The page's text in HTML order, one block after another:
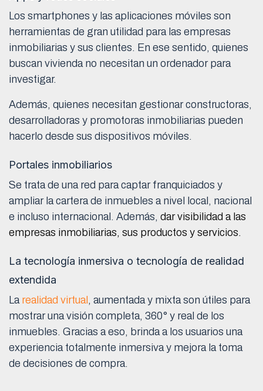
Los smartphones y las aplicaciones móviles son
herramientas de gran utilidad para las empresas
inmobiliarias y sus clientes. En ese sentido, quienes
buscan vivienda no necesitan un ordenador para
investigar.
Además, quienes necesitan gestionar constructoras,
desarrolladoras y promotoras inmobiliarias pueden
hacerlo desde sus dispositivos móviles.
Portales inmobiliarios
Se trata de una red para captar franquiciados y
ampliar la cartera de inmuebles a nivel local, nacional
e incluso internacional. Además, dar visibilidad a las
empresas inmobiliarias, sus productos y servicios.
La tecnología inmersiva o tecnología de realidad
extendida
La realidad virtual, aumentada y mixta son útiles para
mostrar una visión completa, 360° y real de los
inmuebles. Gracias a eso, brinda a los usuarios una
experiencia totalmente inmersiva y mejora la toma
de decisiones de compra.